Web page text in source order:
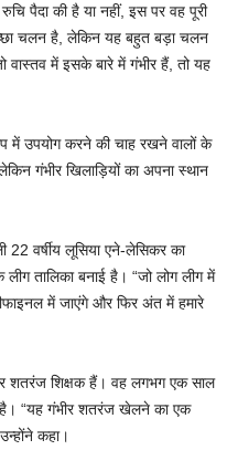
पैदा की है या नहीं, इस पर वह पूरी
चलन है, लेकिन यह बहुत बड़ा चलन
में इसके बारे में गंभीर हैं, तो यह
में उपयोग करने की चाह रखने वालों के
गंभीर खिलाड़ियों का अपना स्थान
वर्षीय लूसिया एने-लेसिकर का
लीग तालिका बनाई है। “जो लोग लीग में
में जाएंगे और फिर अंत में हमारे
शतरंज शिक्षक हैं। वह लगभग एक साल
“यह गंभीर शतरंज खेलने का एक
कहा।